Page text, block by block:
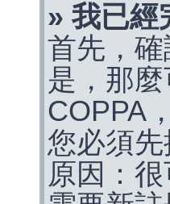
» 我已經
首先，
是，那
COPPA
您必須
原因：